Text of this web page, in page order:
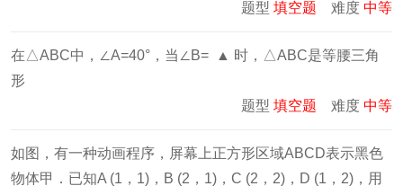
题型 填空题 难度 中等
在△ABC中，∠A=40°，当∠B= ▲ 时，△ABC是等腰三角
形
题型 填空题 难度 中等
如图，有一种动画程序，屏幕上正方形区域ABCD表示黑色
物体甲．已知A (1，1)，B (2，1)，C (2，2)，D (1，2)，用